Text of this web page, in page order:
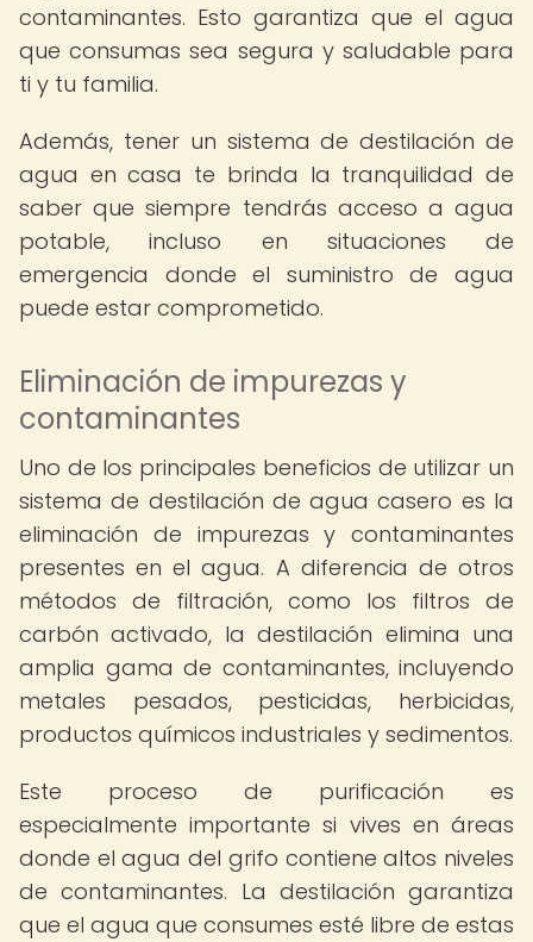
contaminantes. Esto garantiza que el agua
que consumas sea segura y saludable para
ti y tu familia.
Además, tener un sistema de destilación de
agua en casa te brinda la tranquilidad de
saber que siempre tendrás acceso a agua
potable, incluso en situaciones de
emergencia donde el suministro de agua
puede estar comprometido.
Eliminación de impurezas y
contaminantes
Uno de los principales beneficios de utilizar un
sistema de destilación de agua casero es la
eliminación de impurezas y contaminantes
presentes en el agua. A diferencia de otros
métodos de filtración, como los filtros de
carbón activado, la destilación elimina una
amplia gama de contaminantes, incluyendo
metales pesados, pesticidas, herbicidas,
productos químicos industriales y sedimentos.
Este proceso de purificación es
especialmente importante si vives en áreas
donde el agua del grifo contiene altos niveles
de contaminantes. La destilación garantiza
que el agua que consumes esté libre de estas